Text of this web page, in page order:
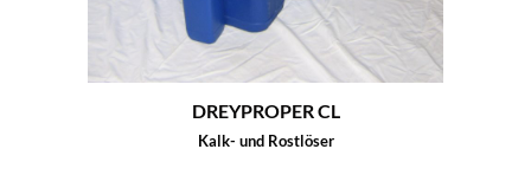
DREYPROPER CL
Kalk- und Rostlöser